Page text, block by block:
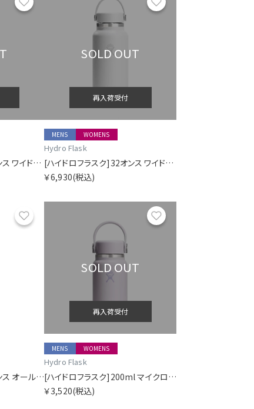
[ハイドロフラスク]32オンス ワイドマウス
SOLD OUT
再入荷受付
MENS WOMENS
Hydro Flask
[ハイドロフラスク]32オンス ワイドマウス
￥6,930(税込)
[ハイドロフラスク]12オンス オールアラウンドタンブラー
SOLD OUT
再入荷受付
MENS WOMENS
Hydro Flask
[ハイドロフラスク]200ml マイクロハイドロ
￥3,520(税込)